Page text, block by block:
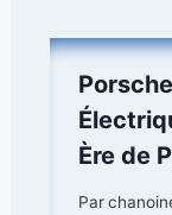
Ère de
Par